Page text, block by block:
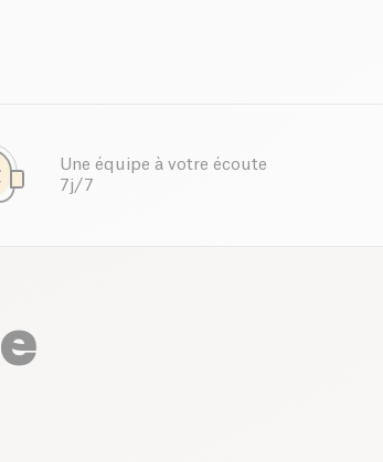
Une équipe à votre écoute
7j/7